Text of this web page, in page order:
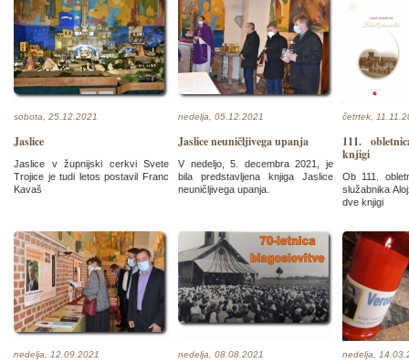
sobota, 25.12.2021
Jaslice
Jaslice v župnijski cerkvi Svete
Trojice je tudi letos postavil Franc
Kavaš
nedelja, 05.12.2021
Jaslice neuničljivega upanja
V nedeljo, 5. decembra 2021, je
bila predstavljena knjiga Jaslice
neuničljivega upanja.
četrtek,
111.
knjigi
Ob 111.
služabnika
dve knjigi
nedelja, 12.09.2021 nedelja, 08.08.2021 nedelja,